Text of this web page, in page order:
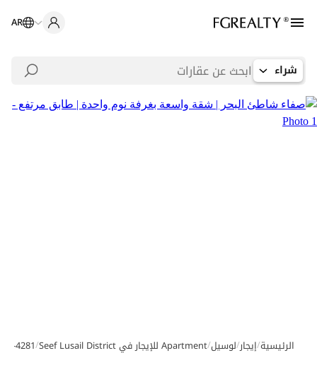
AR
شراء
الرئيسية/إيجار/لوسيل/Apartment للإيجار في Seef Lusail District /
4281